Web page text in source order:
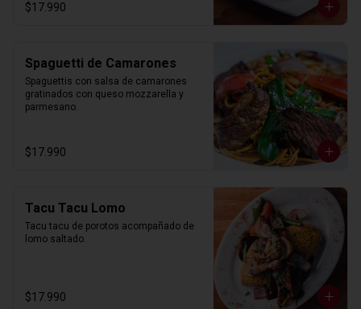
$17.990
Spaguetti de Camarones
Spaguettis con salsa de camarones
gratinados con queso mozzarella y
parmesano.
$17.990
Tacu Tacu Lomo
Tacu tacu de porotos acompañado de
lomo saltado.
$17.990